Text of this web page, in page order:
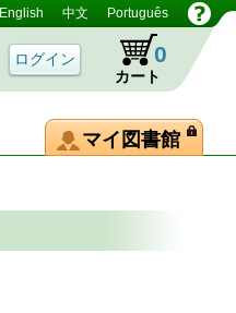
English 中文 Português
カート
0
マイ図書館